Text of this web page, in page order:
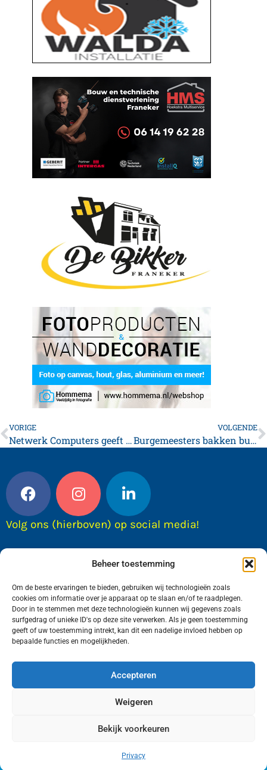
Beheer toestemming
Om de beste ervaringen te bieden, gebruiken wij technologieën zoals
cookies om informatie over je apparaat op te slaan en/of te raadplegen.
Door in te stemmen met deze technologieën kunnen wij gegevens zoals
surfgedrag of unieke ID's op deze site verwerken. Als je geen toestemming
geeft of uw toestemming intrekt, kan dit een nadelige invloed hebben op
bepaalde functies en mogelijkheden.
Accepteren
Weigeren
Bekijk voorkeuren
Privacy
VORIGE
Netwerk Computers geeft beloning voor Gouden tip!
VOLGENDE
Burgemeesters bakken burgers
Volg ons (hierboven) op social media!
Wij van FranekerActueel.nl verzorgen het nieuws
in de Gemeente Waadhoeke. Met als hoofdplaats
Copyright © FranekerActueel 2009-2026